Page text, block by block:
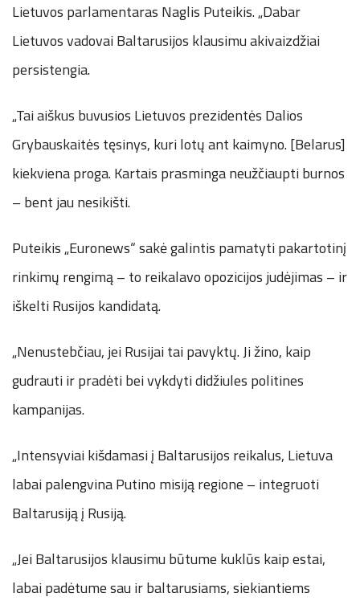
Lietuvos parlamentaras Naglis Puteikis. „Dabar
Lietuvos vadovai Baltarusijos klausimu akivaizdžiai
persistengia.
„Tai aiškus buvusios Lietuvos prezidentės Dalios
Grybauskaitės tęsinys, kuri lotų ant kaimyno. [Belarus]
kiekviena proga. Kartais prasminga neužčiaupti burnos
– bent jau nesikišti.
Puteikis „Euronews“ sakė galintis pamatyti pakartotinį
rinkimų rengimą – to reikalavo opozicijos judėjimas – ir
iškelti Rusijos kandidatą.
„Nenustebčiau, jei Rusijai tai pavyktų. Ji žino, kaip
gudrauti ir pradėti bei vykdyti didžiules politines
kampanijas.
„Intensyviai kišdamasi į Baltarusijos reikalus, Lietuva
labai palengvina Putino misiją regione – integruoti
Baltarusiją į Rusiją.
„Jei Baltarusijos klausimu būtume kuklūs kaip estai,
labai padėtume sau ir baltarusiams, siekiantiems